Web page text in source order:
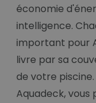
économie
intelligence.
important pour
livre par sa
de votre
Aquadeck, vous